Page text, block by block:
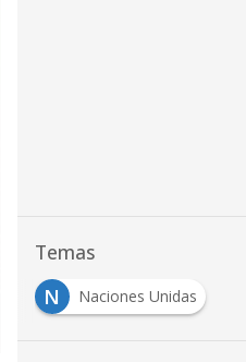
Temas
N
Naciones Unidas